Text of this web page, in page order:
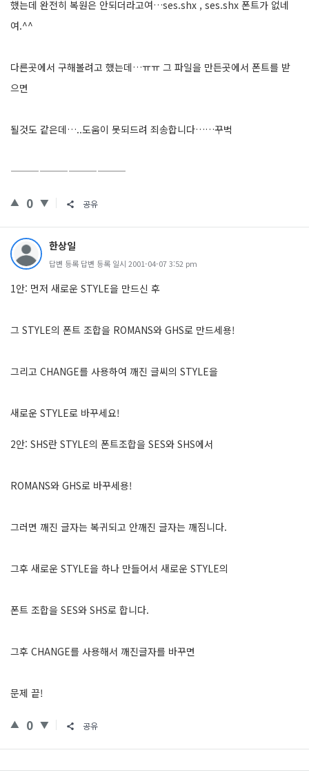
했는데 완전히 복원은 안되더라고여…ses.shx , ses.shx 폰트가 없네
여.^^
다른곳에서 구해볼려고 했는데…ㅠㅠ 그 파일을 만든곳에서 폰트를 받
으면
될것도 같은데…..도움이 못되드려 죄송합니다……꾸벅
————————————
0 공유
한상일
답변 등록 답변 등록 일시 2001-04-07 3:52 pm
1안: 먼저 새로운 STYLE을 만드신 후
그 STYLE의 폰트 조합을 ROMANS와 GHS로 만드세용!
그리고 CHANGE를 사용하여 깨진 글씨의 STYLE을
새로운 STYLE로 바꾸세요!
2안: SHS란 STYLE의 폰트조합을 SES와 SHS에서
ROMANS와 GHS로 바꾸세용!
그러면 깨진 글자는 복귀되고 안깨진 글자는 깨짐니다.
그후 새로운 STYLE을 하나 만들어서 새로운 STYLE의
폰트 조합을 SES와 SHS로 합니다.
그후 CHANGE를 사용해서 깨진글자를 바꾸면
문제 끝!
0 공유